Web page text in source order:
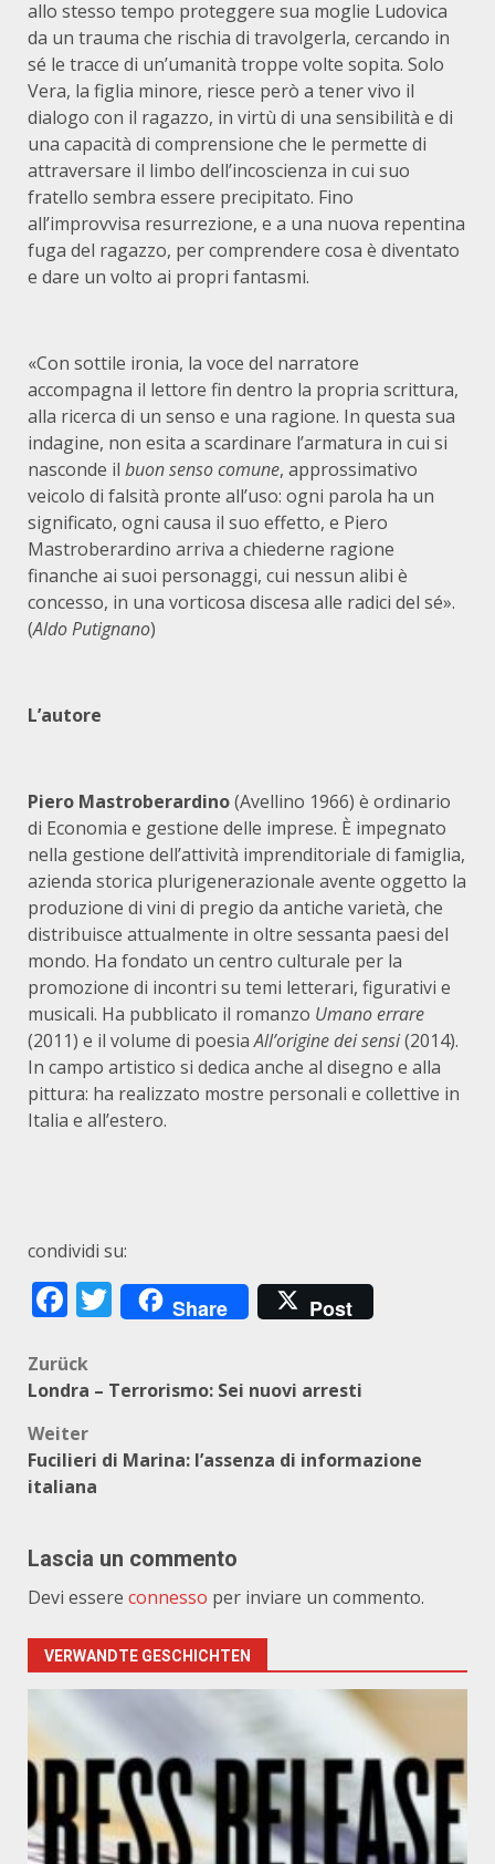
allo stesso tempo proteggere sua moglie Ludovica
da un trauma che rischia di travolgerla, cercando in
sé le tracce di un’umanità troppe volte sopita. Solo
Vera, la figlia minore, riesce però a tener vivo il
dialogo con il ragazzo, in virtù di una sensibilità e di
una capacità di comprensione che le permette di
attraversare il limbo dell’incoscienza in cui suo
fratello sembra essere precipitato. Fino
all’improvvisa resurrezione, e a una nuova repentina
fuga del ragazzo, per comprendere cosa è diventato
e dare un volto ai propri fantasmi.
«Con sottile ironia, la voce del narratore
accompagna il lettore fin dentro la propria scrittura,
alla ricerca di un senso e una ragione. In questa sua
indagine, non esita a scardinare l’armatura in cui si
nasconde il buon senso comune, approssimativo
veicolo di falsità pronte all’uso: ogni parola ha un
significato, ogni causa il suo effetto, e Piero
Mastroberardino arriva a chiederne ragione
finanche ai suoi personaggi, cui nessun alibi è
concesso, in una vorticosa discesa alle radici del sé».
(Aldo Putignano)
L’autore
Piero Mastroberardino(Avellino 1966) è ordinario
di Economia e gestione delle imprese. È impegnato
nella gestione dell’attività imprenditoriale di famiglia,
azienda storica plurigenerazionale avente oggetto la
produzione di vini di pregio da antiche varietà, che
distribuisce attualmente in oltre sessanta paesi del
mondo. Ha fondato un centro culturale per la
promozione di incontri su temi letterari, figurativi e
musicali. Ha pubblicato il romanzo Umano errare
(2011) e il volume di poesiaAll’origine dei sensi(2014).
In campo artistico si dedica anche al disegno e alla
pittura: ha realizzato mostre personali e collettive in
Italia e all’estero.
condividi su:
Facebook
Twitter
Share Post
Beitragsnavigation
Zurück
Londra – Terrorismo: Sei nuovi arresti
Weiter
Fucilieri di Marina: l’assenza di informazione
italiana
Lascia un commento
Devi essere connesso per inviare un commento.
VERWANDTE GESCHICHTEN